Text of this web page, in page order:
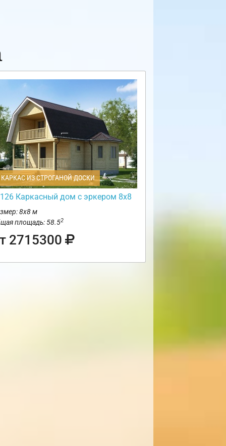
ИЗ СТРОГАНОЙ ДОСКИ
Каркасный дом с эркером 8х8
8х8 м
площадь: 58.52
2715300